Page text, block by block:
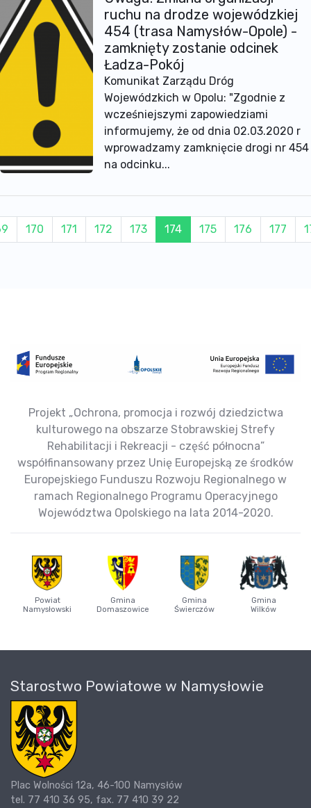
ruchu na drodze wojewódzkiej
454 (trasa Namysłów-Opole) -
zamknięty zostanie odcinek
Ładza-Pokój
Komunikat Zarządu Dróg
Wojewódzkich w Opolu: "Zgodnie z
wcześniejszymi zapowiedziami
informujemy, że od dnia 02.03.2020 r
wprowadzamy zamknięcie drogi nr 454
na odcinku...
170 171 172 173 174 175 176 177
Projekt „Ochrona, promocja i rozwój dziedzictwa
kulturowego na obszarze Stobrawskiej Strefy
Rehabilitacji i Rekreacji - część północna”
współfinansowany przez Unię Europejską ze środków
Europejskiego Funduszu Rozwoju Regionalnego w
ramach Regionalnego Programu Operacyjnego
Województwa Opolskiego na lata 2014-2020.
Powiat
Namysłowski
Gmina
Domaszowice
Gmina
Świerczów
Gmina
Wilków
Starostwo Powiatowe w Namysłowie
Plac Wolności 12a, 46-100 Namysłów
tel. 77 410 36 95, fax. 77 410 39 22